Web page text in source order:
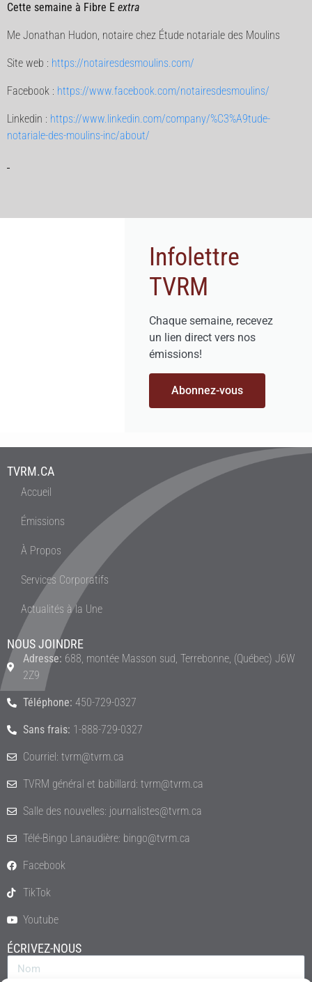
Cette semaine à Fibre E extra
Me Jonathan Hudon, notaire chez Étude notariale des Moulins
Site web : https://notairesdesmoulins.com/
Facebook : https://www.facebook.com/notairesdesmoulins/
Linkedin : https://www.linkedin.com/company/%C3%A9tude-
notariale-des-moulins-inc/about/
Infolettre
TVRM
Chaque semaine, recevez
un lien direct vers nos
émissions!
Abonnez-vous
TVRM.CA
Accueil
Émissions
À Propos
Services Corporatifs
Actualités à la Une
NOUS JOINDRE
Adresse: 688, montée Masson sud, Terrebonne, (Québec) J6W
2Z9
Téléphone: 450-729-0327
Sans frais: 1-888-729-0327
Courriel: tvrm@tvrm.ca
TVRM général et babillard: tvrm@tvrm.ca
Salle des nouvelles: journalistes@tvrm.ca
Télé-Bingo Lanaudière: bingo@tvrm.ca
Facebook
TikTok
Youtube
ÉCRIVEZ-NOUS